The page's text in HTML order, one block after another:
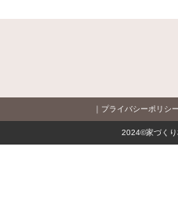
プライバシーポリシー
2024©家づくり